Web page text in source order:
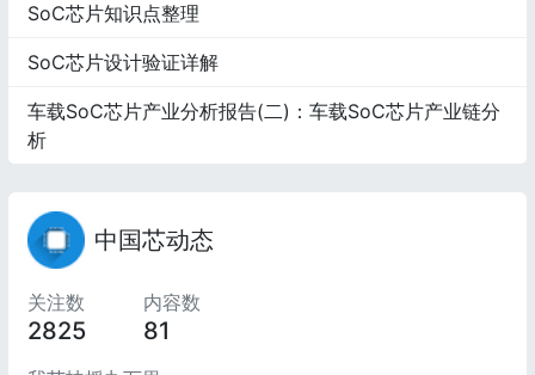
SoC芯片知识点整理
SoC芯片设计验证详解
车载SoC芯片产业分析报告(二)：车载SoC芯片产业链分
析
中国芯动态
关注数
2825
内容数
81